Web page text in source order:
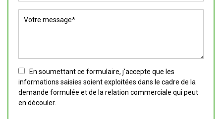
En soumettant ce formulaire, j'accepte que les
informations saisies soient exploitées dans le cadre de la
demande formulée et de la relation commerciale qui peut
en découler.